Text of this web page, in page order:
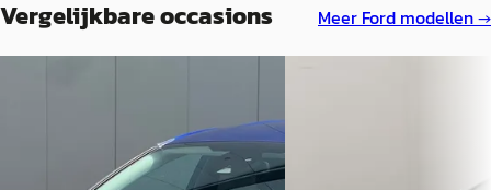
Vergelijkbare occasions Meer Ford modellen →